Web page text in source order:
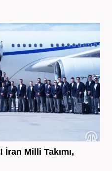
Milli Takımı,